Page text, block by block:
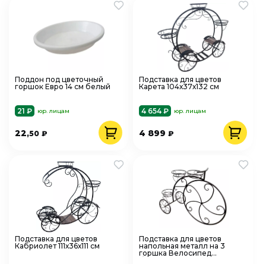
Поддон под цветочный
горшок Евро 14 см белый
21 ₽ юр. лицам
22,50 ₽
Подставка для цветов
Карета 104х37х132 см
4 654 ₽ юр. лицам
4 899₽
Подставка для цветов
Кабриолет 111х36х111 см
Подставка для цветов
напольная металл на 3
горшка Велосипед